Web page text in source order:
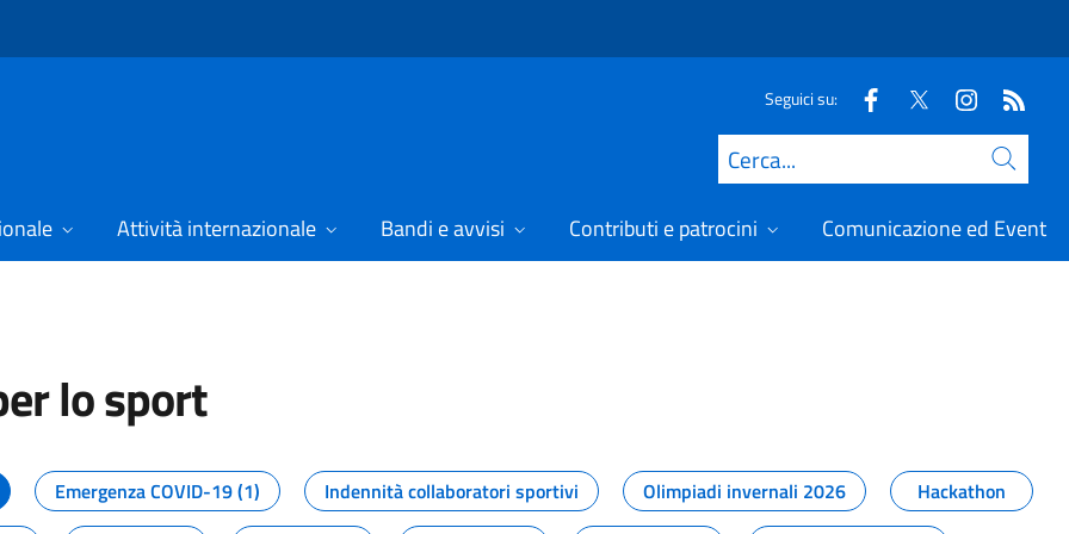
Seguici su:
Cerca
Attività internazionale Bandi e avvisi Contributi e patrocini Comunicazione ed Eventi
lo sport
dal Dipartimento per lo sport
Emergenza COVID-19 (1) Indennità collaboratori sportivi Olimpiadi invernali 2026
Hackathon